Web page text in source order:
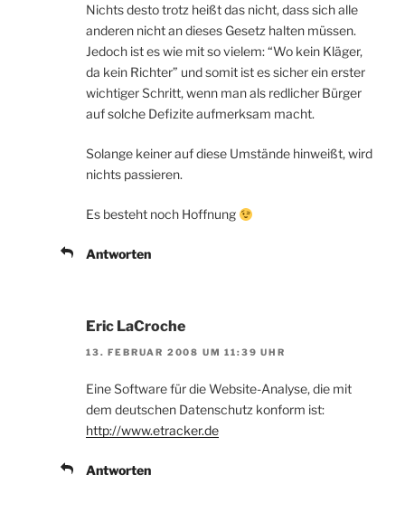
Nichts desto trotz heißt das nicht, dass sich alle
anderen nicht an dieses Gesetz halten müssen.
Jedoch ist es wie mit so vielem: “Wo kein Kläger,
da kein Richter” und somit ist es sicher ein erster
wichtiger Schritt, wenn man als redlicher Bürger
auf solche Defizite aufmerksam macht.
Solange keiner auf diese Umstände hinweißt, wird
nichts passieren.
Es besteht noch Hoffnung
Antworten
Eric LaCroche
13. FEBRUAR 2008 UM 11:39 UHR
Eine Software für die Website-Analyse, die mit
dem deutschen Datenschutz konform ist:
http://www.etracker.de
Antworten